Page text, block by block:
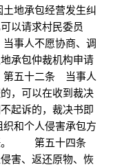
承包经营发生纠
以请求村民委员
事人不愿协商、调
承包仲裁机构申请
五十二条 当事人
，可以在收到裁决
起诉的，裁决书即
个人侵害承包方
任。 第五十四条
害、返还原物、恢